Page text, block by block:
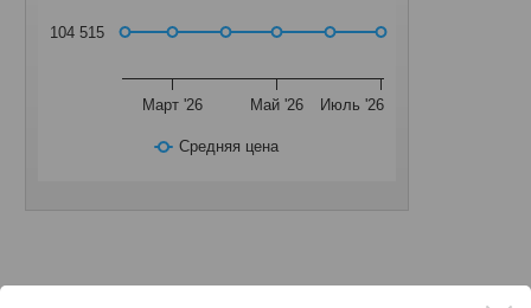
Средняя цена
Март '26 Май '26 Июль '26
104 515